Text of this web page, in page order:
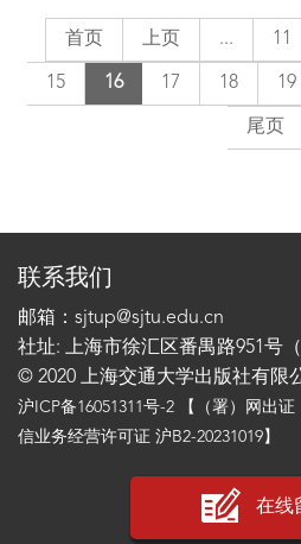
首页 上页 ... 11
15 16 17 18 19
尾页
联系我们
邮箱：sjtup@sjtu.edu.cn
社址: 上海市徐汇区番禺路951号（
© 2020 上海交通大学出版社有限
沪ICP备16051311号-2 【（署）网出
信业务经营许可证 沪B2-20231019】
在线